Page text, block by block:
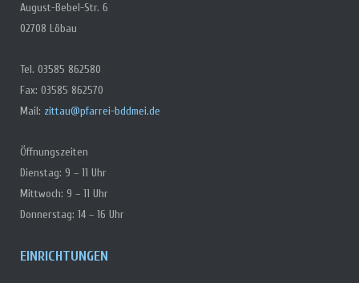
August-Bebel-Str. 6
02708 Löbau
Tel. 03585 862580
Fax: 03585 862570
Mail: zittau@pfarrei-bddmei.de
Öffnungszeiten
Dienstag: 9 – 11 Uhr
Mittwoch: 9 – 11 Uhr
Donnerstag: 14 – 16 Uhr
EINRICHTUNGEN